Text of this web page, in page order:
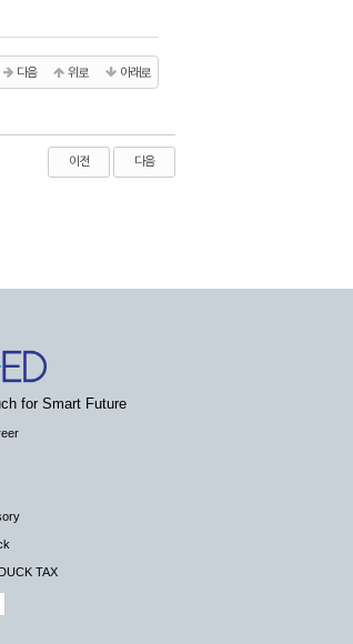
다음 위로 아래로
이전 다음
for Smart Future
TAX